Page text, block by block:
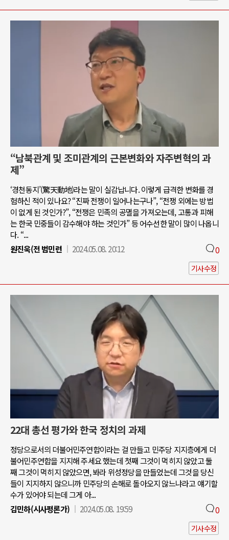
“남북관계 및 조미관계의 근본변화와 자주변혁의 과
제”
‘경천동지’(驚天動地)라는 말이 실감납니다. 이렇게 급격한 변화를 경
험하신 적이 있나요? “진짜 전쟁이 일어나는구나”, “전쟁 외에는 방법
이 없게 된 것인가?”, “전쟁은 민족의 공멸을 가져오는데, 고통과 피해
는 한국 민중들이 감수해야 하는 것인가” 등 어수선한 말이 많이 나옵니
다. “...
원진욱(전 범민련
2024.05.08. 20:12 0
기사수정
22대 총선 평가와 한국 정치의 과제
정당으로서의 더불어민주연합이라는 걸 만들고 민주당 지지층에게 더
불어민주연합을 지지해 주세요 했는데 첫째 그것이 먹히지 않았고 둘
째 그것이 먹히지 않았으면, 봐라 위성정당을 만들었는데 그것을 당신
들이 지지하지 않으니까 민주당의 손해로 돌아오지 않느냐라고 얘기할
수가 있어야 되는데 그게 아...
김민하(시사평론가)
2024.05.08. 19:59 0
기사수정